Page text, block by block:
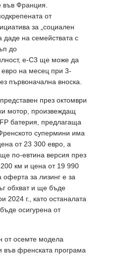
във Франция.
от
за „социален
даде на семействата с
до
e-C3 ще може да
на месец при 3-
първоначална вноска.
през октомври
мотор, произвеждащ
батерия, предлагаща
супермини има
от 23 300 евро, а
по-евтина версия през
200 км и цена от 19 990
за лизинг е за
обхват и ще бъде
2024 г., като останалата
осигурена от
от осемте модела
във френската програма